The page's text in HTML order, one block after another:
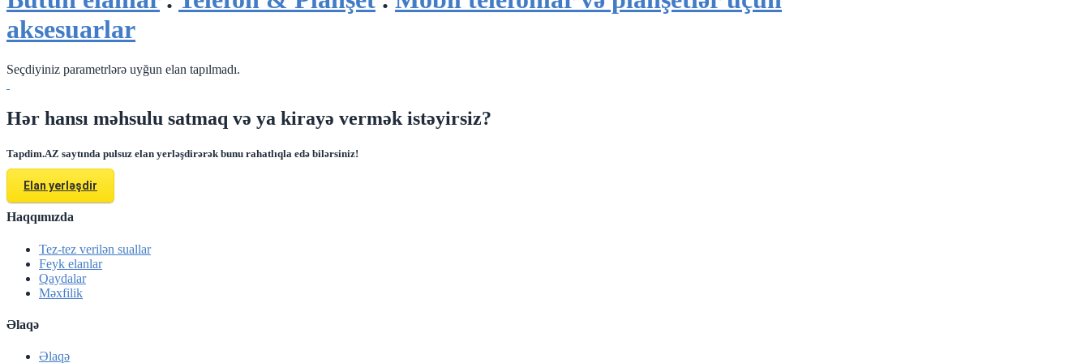
aksesuarlar
Seçdiyiniz parametrlərə uyğun elan tapılmadı.
Hər hansı məhsulu satmaq və ya kirayə vermək istəyirsiz?
Tapdim.AZ saytında pulsuz elan yerləşdirərək bunu rahatlıqla edə bilərsiniz!
Elan yerləşdir
Haqqımızda
Tez-tez verilən suallar
Feyk elanlar
Qaydalar
Məxfilik
Əlaqə
Əlaqə